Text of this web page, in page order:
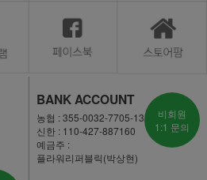
BANK ACCOUNT
농협 : 355-0032-7705-13
신한 : 110-427-887160
예금주 :
플라워리퍼블릭(박상현)
비회원
1:1 문의